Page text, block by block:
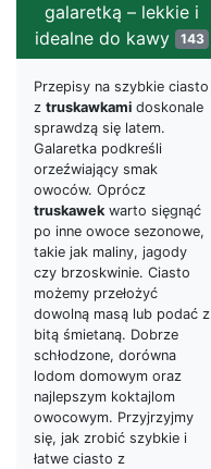
galaretką – lekkie i
idealne do kawy
143
Przepisy na szybkie ciasto
z truskawkami doskonale
sprawdzą się latem.
Galaretka podkreśli
orzeźwiający smak
owoców. Oprócz
truskawekwarto sięgnąć
po inne owoce sezonowe,
takie jak maliny, jagody
czy brzoskwinie. Ciasto
możemy przełożyć
dowolną masą lub podać z
bitą śmietaną. Dobrze
schłodzone, dorówna
lodom domowym oraz
najlepszym koktajlom
owocowym. Przyjrzyjmy
się, jak zrobić szybkie i
łatwe ciasto z